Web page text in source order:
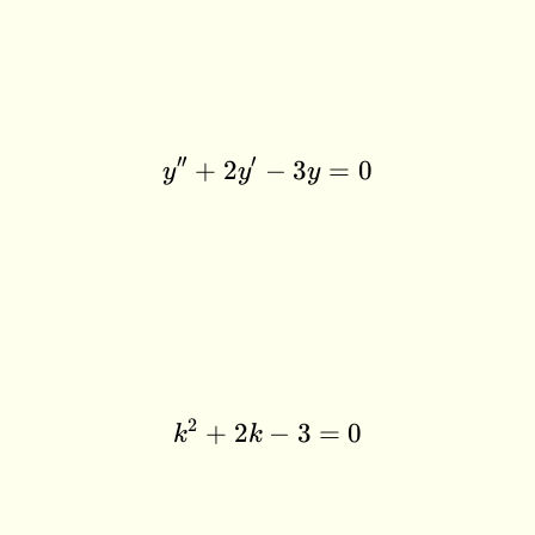
y'' + 2y' - 3y = 0
y′′ + 2y′ − 3y = 0
k^2 + 2k - 3 = 0
k2 + 2k − 3 = 0